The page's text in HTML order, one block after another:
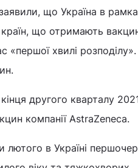
що Україна в
країн, що отримають
«першої хвилі
другого кварталу
компанії AstraZeneca.
в Україні